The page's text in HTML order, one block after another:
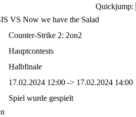
Quickjump:
VS Now we have the Salad
Counter-Strike 2: 2on2
Hauptcontests
Halbfinale
17.02.2024 12:00 -> 17.02.2024 14:00
Spiel wurde gespielt